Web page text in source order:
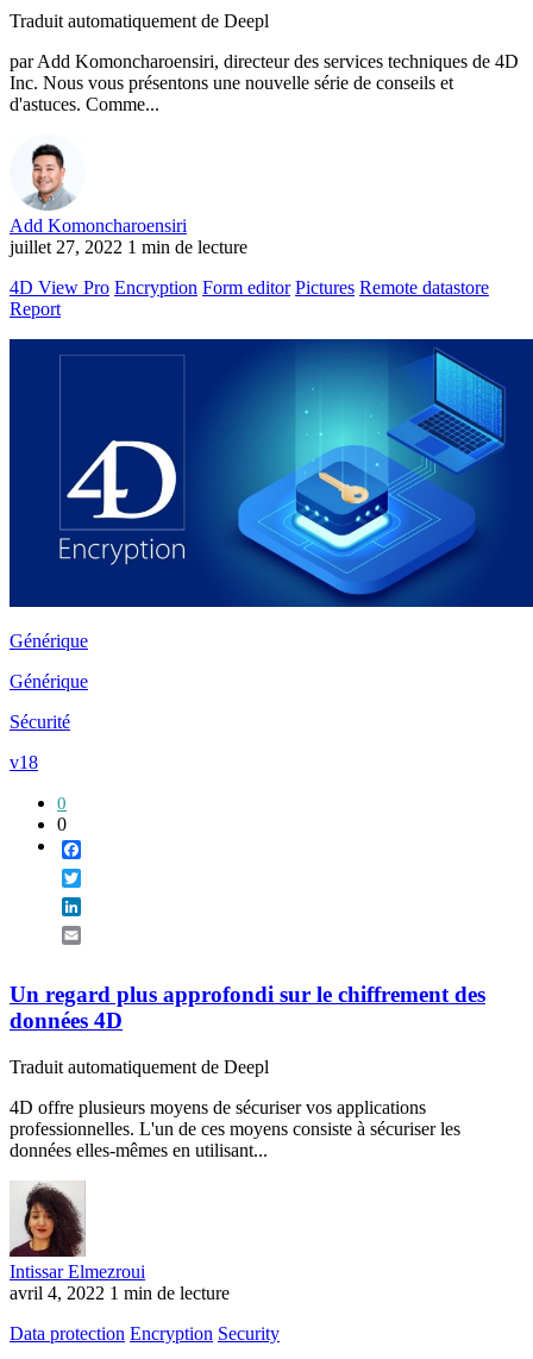
Traduit automatiquement de Deepl
par Add Komoncharoensiri, directeur des services techniques de 4D
Inc. Nous vous présentons une nouvelle série de conseils et
d'astuces. Comme...
Add Komoncharoensiri
juillet 27, 2022 1 min de lecture
4D View Pro Encryption Form editor Pictures Remote datastore
Report
Générique
Générique
Sécurité
v18
0
0
Un regard plus approfondi sur le chiffrement des
données 4D
Traduit automatiquement de Deepl
4D offre plusieurs moyens de sécuriser vos applications
professionnelles. L'un de ces moyens consiste à sécuriser les
données elles-mêmes en utilisant...
Intissar Elmezroui
avril 4, 2022 1 min de lecture
Data protection Encryption Security